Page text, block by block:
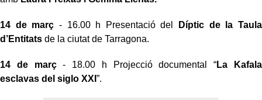
14 de març - 16.00 h Presentació del
Díptic de la Taula
d’Entitats de la ciutat de Tarragona.
14 de març- 18.00 h Projecció documental “La Kafala
esclavas del siglo XXI ”.